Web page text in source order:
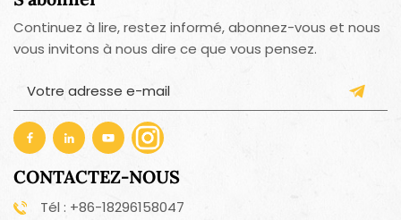
Continuez à lire, restez informé, abonnez-vous et nous
vous invitons à nous dire ce que vous pensez.
CONTACTEZ-NOUS
Tél : +86-18296158047